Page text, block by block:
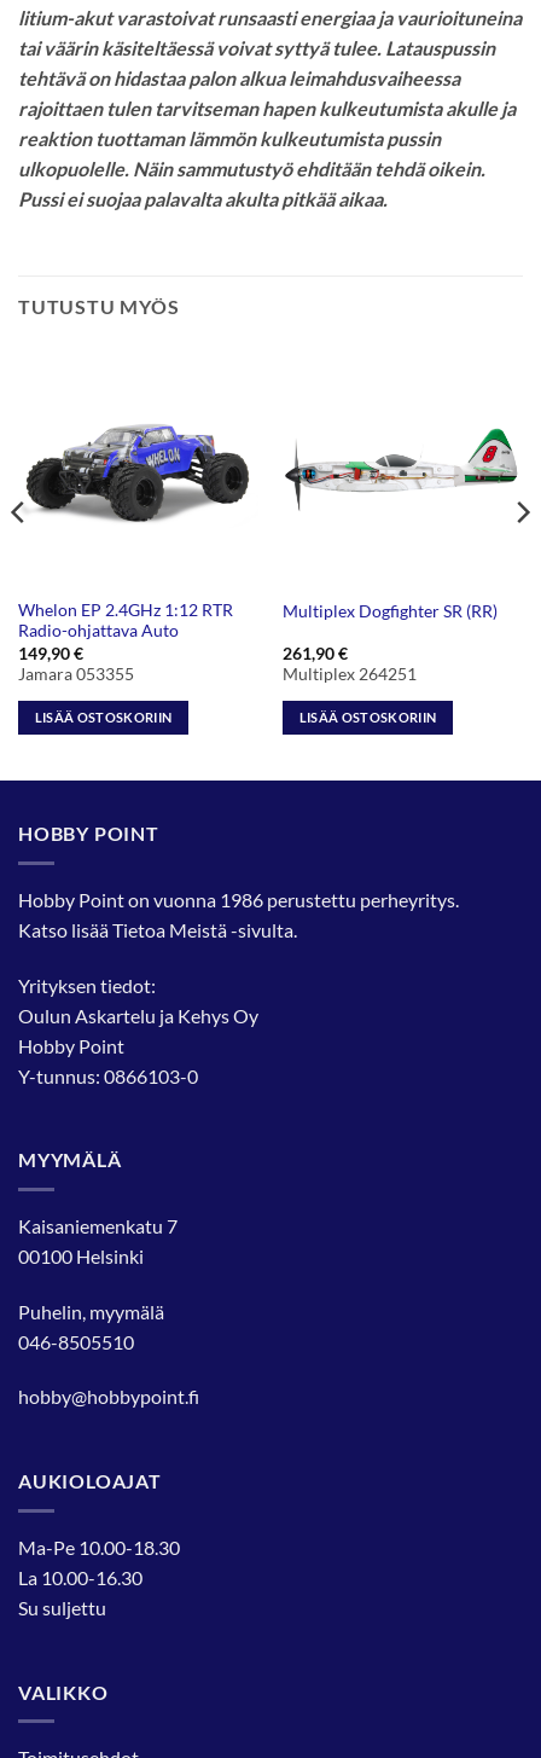
litium-akut varastoivat runsaasti energiaa ja vaurioituneina
tai väärin käsiteltäessä voivat syttyä tulee. Latauspussin
tehtävä on hidastaa palon alkua leimahdusvaiheessa
rajoittaen tulen tarvitseman hapen kulkeutumista akulle ja
reaktion tuottaman lämmön kulkeutumista pussin
ulkopuolelle. Näin sammutustyö ehditään tehdä oikein.
Pussi ei suojaa palavalta akulta pitkää aikaa.
TUTUSTU MYÖS
Whelon EP 2.4GHz 1:12 RTR
Radio-ohjattava Auto
149,90€
Jamara 053355
LISÄÄ OSTOSKORIIN
Multiplex Dogfighter SR (RR)
261,90€
Multiplex 264251
LISÄÄ OSTOSKORIIN
HOBBY POINT
Hobby Point on vuonna 1986 perustettu perheyritys.
Katso lisääTietoa Meistä-sivulta.
Yrityksen tiedot:
Oulun Askartelu ja Kehys Oy
Hobby Point
Y-tunnus: 0866103-0
MYYMÄLÄ
Kaisaniemenkatu 7
00100 Helsinki
Puhelin, myymälä
046-8505510
hobby@hobbypoint.fi
AUKIOLOAJAT
Ma-Pe 10.00-18.30
La 10.00-16.30
Su suljettu
VALIKKO